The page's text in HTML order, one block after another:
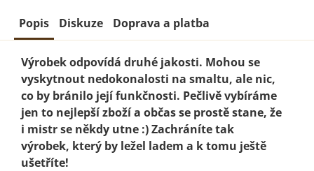
Popis Diskuze Doprava a platba
Výrobek odpovídá druhé jakosti. Mohou se
vyskytnout nedokonalosti na smaltu, ale nic,
co by bránilo její funkčnosti. Pečlivě vybíráme
jen to nejlepší zboží a občas se prostě stane, že
i mistr se někdy utne :) Zachráníte tak
výrobek, který by ležel ladem a k tomu ještě
ušetříte!